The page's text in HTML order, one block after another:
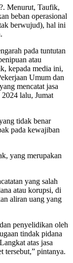
Menurut, Taufik,
beban operasional
berwujud), hal ini
pada tuntutan
atau
kepada media ini,
Umum dan
mencatat jasa
2024 lalu, Jumat
tidak benar
pada kewajiban
yang merupakan
yang salah
atau korupsi, di
aliran uang yang
penyelidikan oleh
tindak pidana
atas jasa
tersebut,” pintanya.